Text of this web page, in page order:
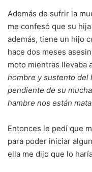
Además de sufrir la
me confesó que su
además, tiene un hijo
hace dos meses
moto mientras llevaba
hombre y sustento del
pendiente de su
hambre nos están
Entonces le pedí que
para poder iniciar
ella me dijo que lo